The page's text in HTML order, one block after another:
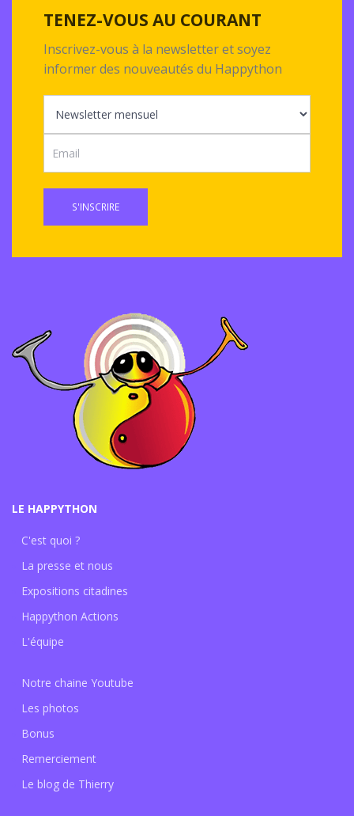
TENEZ-VOUS AU COURANT
Inscrivez-vous à la newsletter et soyez
informer des nouveautés du Happython
S'INSCRIRE
LE HAPPYTHON
C'est quoi ?
La presse et nous
Expositions citadines
Happython Actions
L'équipe
Notre chaine Youtube
Les photos
Bonus
Remerciement
Le blog de Thierry